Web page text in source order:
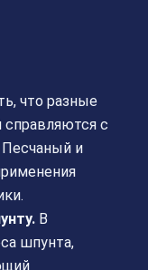
что разные
справляются с
и
В
шпунта,